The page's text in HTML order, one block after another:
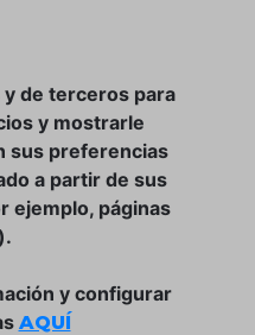
de terceros para
y mostrarle
sus preferencias
a partir de sus
ejemplo, páginas
y configurar
AQUÍ